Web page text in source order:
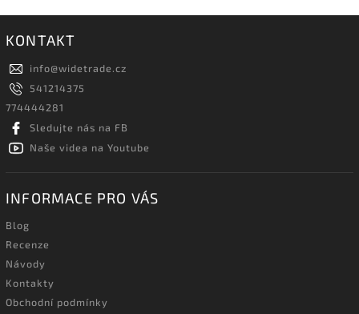
KONTAKT
info@widetrade.cz
541214375
774444281
Sledujte nás na FB
Naše videa na Youtube
INFORMACE PRO VÁS
Blog
Recenze
Návody
Kontakty
Obchodní podmínky